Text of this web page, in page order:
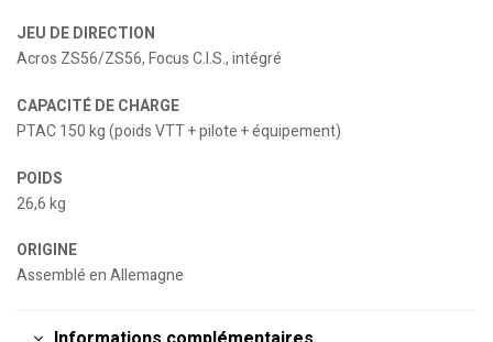
JEU DE DIRECTION
Acros ZS56/ZS56, Focus C.I.S., intégré
CAPACITÉ DE CHARGE
PTAC 150 kg (poids VTT + pilote + équipement)
POIDS
26,6 kg
ORIGINE
Assemblé en Allemagne